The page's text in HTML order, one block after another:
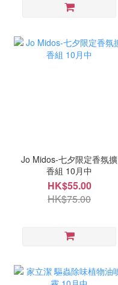
Jo Midos-七夕限定香氛擴
香組 10月中
HK$55.00
HK$75.00